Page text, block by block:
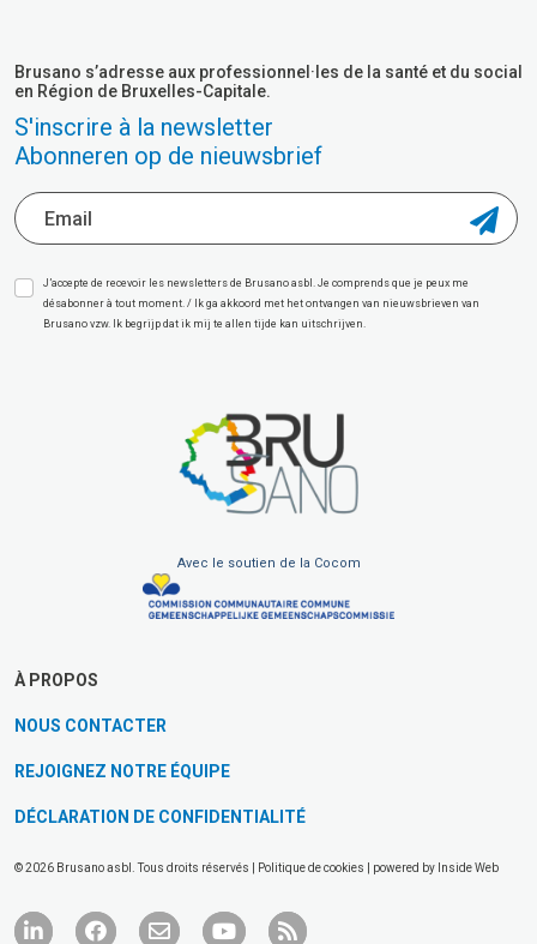
Brusano s’adresse aux professionnel·les de la santé et du social
en Région de Bruxelles-Capitale.
S'inscrire à la newsletter
Abonneren op de nieuwsbrief
J’accepte de recevoir les newsletters de Brusano asbl. Je comprends que je peux me
désabonner à tout moment. / Ik ga akkoord met het ontvangen van nieuwsbrieven van
Brusano vzw. Ik begrijp dat ik mij te allen tijde kan uitschrijven.
Avec le soutien de la Cocom
À PROPOS
NOUS CONTACTER
REJOIGNEZ NOTRE ÉQUIPE
DÉCLARATION DE CONFIDENTIALITÉ
© 2026 Brusano asbl. Tous droits réservés | Politique de cookies | powered by Inside Web